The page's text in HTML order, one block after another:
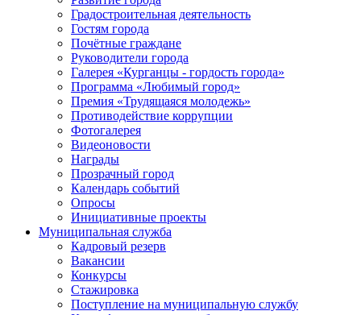
Градостроительная деятельность
Гостям города
Почётные граждане
Руководители города
Галерея «Курганцы - гордость города»
Программа «Любимый город»
Премия «Трудящаяся молодежь»
Противодействие коррупции
Фотогалерея
Видеоновости
Награды
Прозрачный город
Календарь событий
Опросы
Инициативные проекты
Муниципальная служба
Кадровый резерв
Вакансии
Конкурсы
Стажировка
Поступление на муниципальную службу